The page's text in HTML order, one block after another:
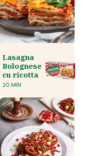
Lasagna
Bolognese
cu ricotta
20 MIN